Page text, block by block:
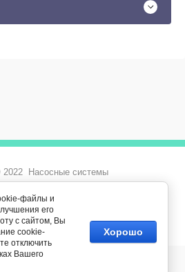
2022 Насосные системы
systems.ru —
, веб-студия Мегагрупп
файлы и
его
с сайтом, Вы
cookie-
отключить
Вашего
Хорошо